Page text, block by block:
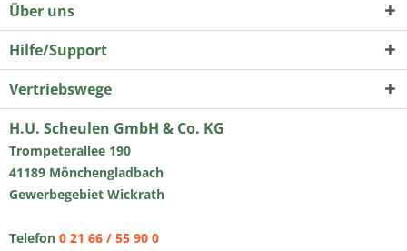
Über uns
Hilfe/Support
Vertriebswege
H.U. Scheulen GmbH & Co. KG
Trompeterallee 190
41189 Mönchengladbach
Gewerbegebiet Wickrath
Telefon 0 21 66 / 55 90 0